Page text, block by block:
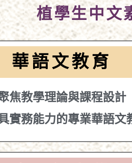
植學生中文
華語文教育
焦教學理論與課程設計
實務能力的專業華語文